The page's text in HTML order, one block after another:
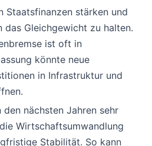
Staatsfinanzen stärken und
das Gleichgewicht zu halten.
ist oft in
könnte neue
in Infrastruktur und
nächsten Jahren sehr
Wirtschaftsumwandlung
Stabilität. So kann